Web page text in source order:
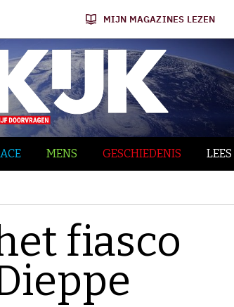
MIJN MAGAZINES LEZEN
MENS GESCHIEDENIS
fiasco